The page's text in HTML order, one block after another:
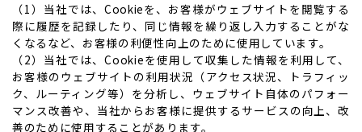
（1）当社では、Cookieを、お客様がウェブサイトを閲覧する
際に履歴を記録したり、同じ情報を繰り返し入力することがな
くなるなど、お客様の利便性向上のために使用しています。
（2）当社では、Cookieを使用して収集した情報を利用して、
お客様のウェブサイトの利用状況（アクセス状況、トラフィッ
ク、ルーティング等）を分析し、ウェブサイト自体のパフォー
マンス改善や、当社からお客様に提供するサービスの向上、改
善のために使用することがあります。